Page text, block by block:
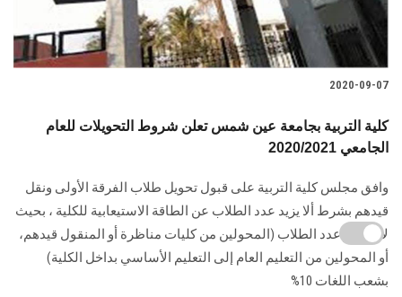
2020-09-07
كلية التربية بجامعة عين شمس تعلن شروط التحويلات للعام
الجامعي 2020/2021
وافق مجلس كلية التربية على قبول تحويل طلاب الفرقة الأولى ونقل
قيدهم بشرط ألا يزيد عدد الطلاب عن الطاقة الاستيعابية للكلية ، بحيث
لا يتجاوز عدد الطلاب (المحولين من كليات مناظرة أو المنقول قيدهم،
أو المحولين من التعليم العام إلى التعليم الأساسي بداخل الكلية)
بشعب اللغات 10%